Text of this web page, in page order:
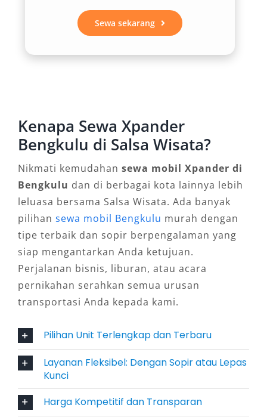
panjang tetap terasa menyenangkan. Fitur ini
sangat mendukung kenyamanan saat melintasi
dari pantai hingga pegunungan.
Bengkulu memiliki banyak jalanan yang
bervariasi, mulai dari jalur datar hingga
perbukitan. Xpander dilengkapi mesin 1.5L
MIVEC dengan teknologi canggih yang mampu
memberikan akselerasi stabil dan efisien. Baik
dalam kondisi cuaca basah maupun kering,
kendaraan ini tetap memberikan performa
yang responsif. Tak heran bila banyak penyedia
rental Xpander Bengkulu
merekomendasikannya untuk perjalanan lintas
daerah.
3. Tersedia Pilihan Matic dan
Manual
Konsumen memiliki kebebasan untuk memilih
transmisi sesuai preferensi, baik otomatis
Sewa sekarang
Kenapa Sewa Xpander
Bengkulu di Salsa Wisata?
Nikmati kemudahan sewa mobil Xpander di
Bengkulu dan di berbagai kota lainnya lebih
leluasa bersama Salsa Wisata. Ada banyak
pilihan sewa mobil Bengkulu murah dengan
tipe terbaik dan sopir berpengalaman yang
siap mengantarkan Anda ketujuan.
Perjalanan bisnis, liburan, atau acara
pernikahan serahkan semua urusan
transportasi Anda kepada kami.
Pilihan Unit Terlengkap dan Terbaru
Layanan Fleksibel: Dengan Sopir atau Lepas
Kunci
Harga Kompetitif dan Transparan